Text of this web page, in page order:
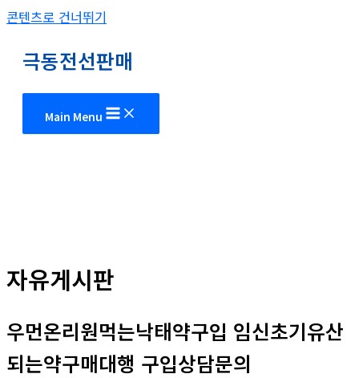
콘텐츠로 건너뛰기
극동전선판매
Main Menu
자유게시판
우먼온리원먹는낙태약구입 임신초기유산
되는약구매대행 구입상담문의